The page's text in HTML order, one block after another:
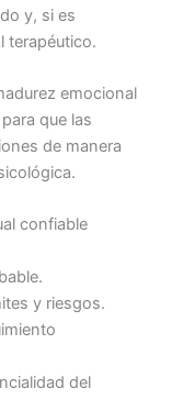
y, si es
terapéutico.
emocional
que las
de manera
confiable
y riesgos.
del